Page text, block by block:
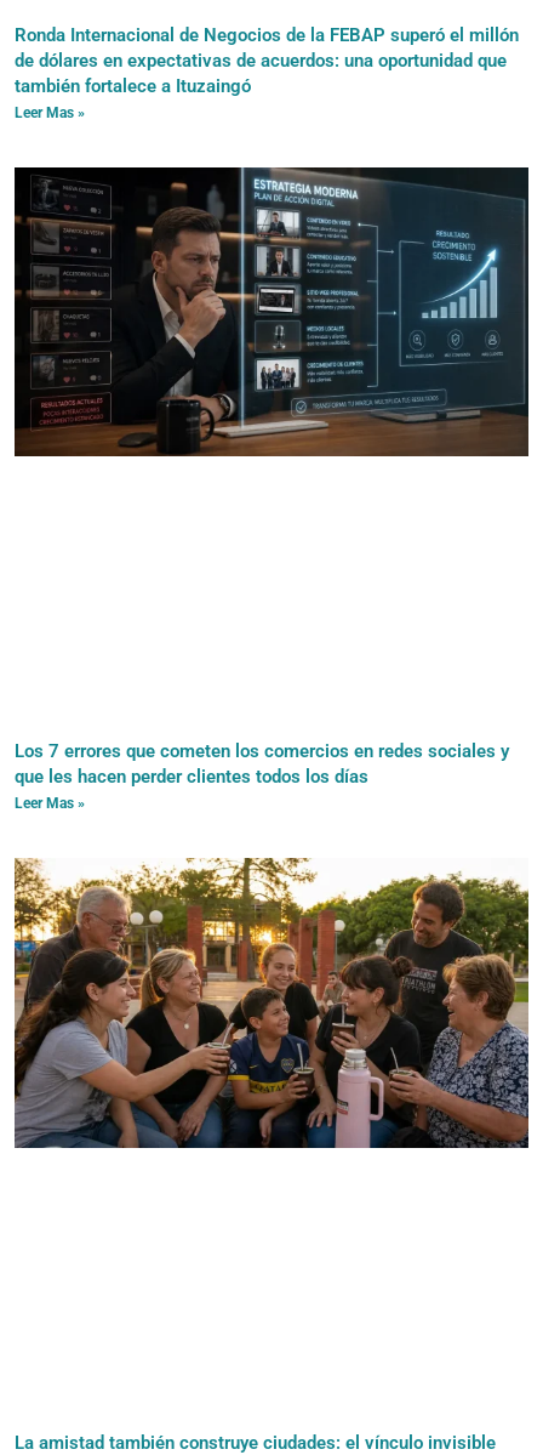
Ronda Internacional de Negocios de la FEBAP superó el millón
de dólares en expectativas de acuerdos: una oportunidad que
también fortalece a Ituzaingó
Leer Mas »
Los 7 errores que cometen los comercios en redes sociales y
que les hacen perder clientes todos los días
Leer Mas »
La amistad también construye ciudades: el vínculo invisible